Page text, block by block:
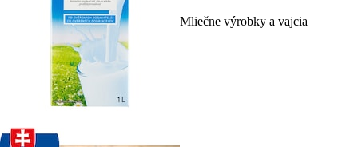
Mliečne výrobky a vajcia